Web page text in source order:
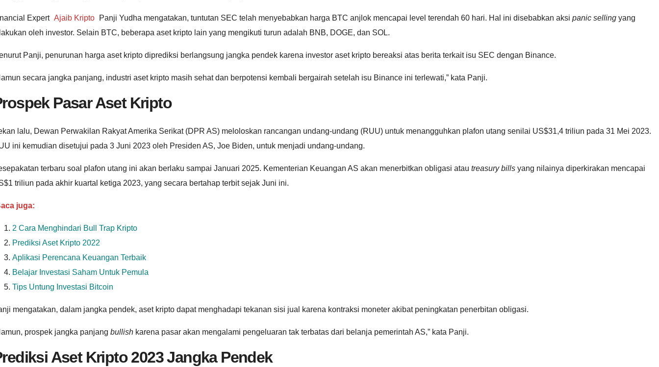
Expert Ajaib Kripto Panji Yudha mengatakan, tuntutan SEC telah menyebabkan harga BTC anjlok mencapai level terendah 60 hari. Hal ini disebabkan aksi panic selling yang
oleh investor. Selain BTC, beberapa aset kripto lain yang mengikuti turun adalah BNB, DOGE, dan SOL.
Panji, penurunan harga aset kripto diprediksi berlangsung jangka pendek karena investor aset kripto bereaksi atas berita terkait isu SEC dengan Binance.
secara jangka panjang, industri aset kripto masih sehat dan berpotensi kembali bergairah setelah isu Binance ini terlewati,” kata Panji.
Pasar Aset Kripto
lalu, Dewan Perwakilan Rakyat Amerika Serikat (DPR AS) meloloskan rancangan undang-undang (RUU) untuk menangguhkan plafon utang senilai US$31,4 triliun pada 31 Mei 2023.
ini kemudian disetujui pada 3 Juni 2023 oleh Presiden AS, Joe Biden, untuk menjadi undang-undang.
terbaru soal plafon utang ini akan berlaku sampai Januari 2025. Kementerian Keuangan AS akan menerbitkan obligasi atau treasury bills yang nilainya diperkirakan mencapai
triliun pada akhir kuartal ketiga 2023, yang secara bertahap terbit sejak Juni ini.
juga:
2 Cara Menghindari Bull Trap Kripto
Prediksi Aset Kripto 2022
Aplikasi Perencana Keuangan Terbaik
Belajar Investasi Saham Untuk Pemula
Tips Untung Investasi Bitcoin
mengatakan, dalam jangka pendek, aset kripto dapat menghadapi tekanan sisi jual karena kontraksi moneter akibat peningkatan penerbitan obligasi.
prospek jangka panjang bullish karena pasar akan mengalami pengeluaran tak terbatas dari belanja pemerintah AS,” kata Panji.
Aset Kripto 2023 Jangka Pendek